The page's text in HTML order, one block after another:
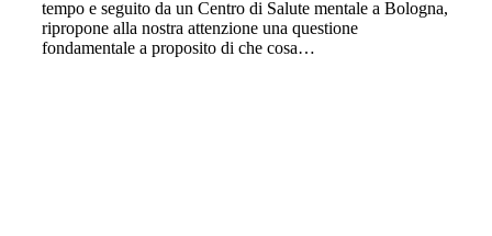
tempo e seguito da un Centro di Salute mentale a Bologna,
ripropone alla nostra attenzione una questione
fondamentale a proposito di che cosa…